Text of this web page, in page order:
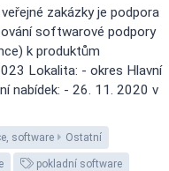
zakázky je podpora
softwarové podpory
k produktům
Lokalita: - okres Hlavní
nabídek: - 26. 11. 2020 v
software Ostatní
pokladní software